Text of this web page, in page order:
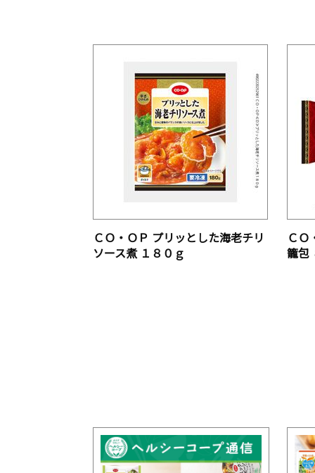
ＣＯ・ＯＰ プリッとした海老チリ
ソース煮 １８０ｇ
ＣＯ
籠包